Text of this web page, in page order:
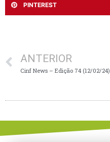
PINTEREST
ANTERIOR
Cinf News – Edição 74 (12/02/24)